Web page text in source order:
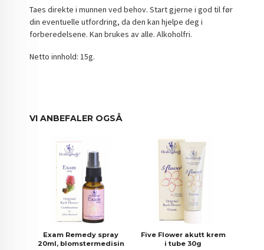
Taes direkte i munnen ved behov. Start gjerne i god til før
din eventuelle utfordring, da den kan hjelpe deg i
forberedelsene. Kan brukes av alle. Alkoholfri.
Netto innhold: 15g.
VI ANBEFALER OGSÅ
Exam Remedy spray
20ml, blomstermedisin
Five Flower akutt krem
i tube 30g